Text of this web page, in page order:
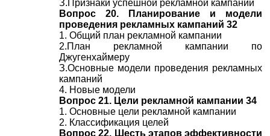
З.Признаки успешной рекламной кампании
Вопрос 20. Планирование и модели
проведения рекламных кампаний 32
1. Общий план рекламной кампании
2.План рекламной кампании по
Джугенхаймеру
З.Основные модели проведения рекламных
кампаний
4. Новые модели
Вопрос 21. Цели рекламной кампании 34
1. Основные цели рекламной кампании
2. Классификация целей
Вопрос 22. Шесть этапов эффективности